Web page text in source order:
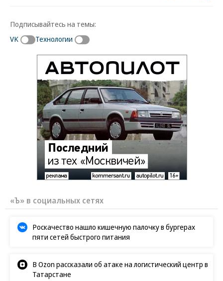
Подписывайтесь на темы:
VK
Технологии
«Ъ» в социальных сетях
Роскачество нашло кишечную палочку в бургерах
пяти сетей быстрого питания
В Ozon рассказали об атаке на логистический центр в
Татарстане